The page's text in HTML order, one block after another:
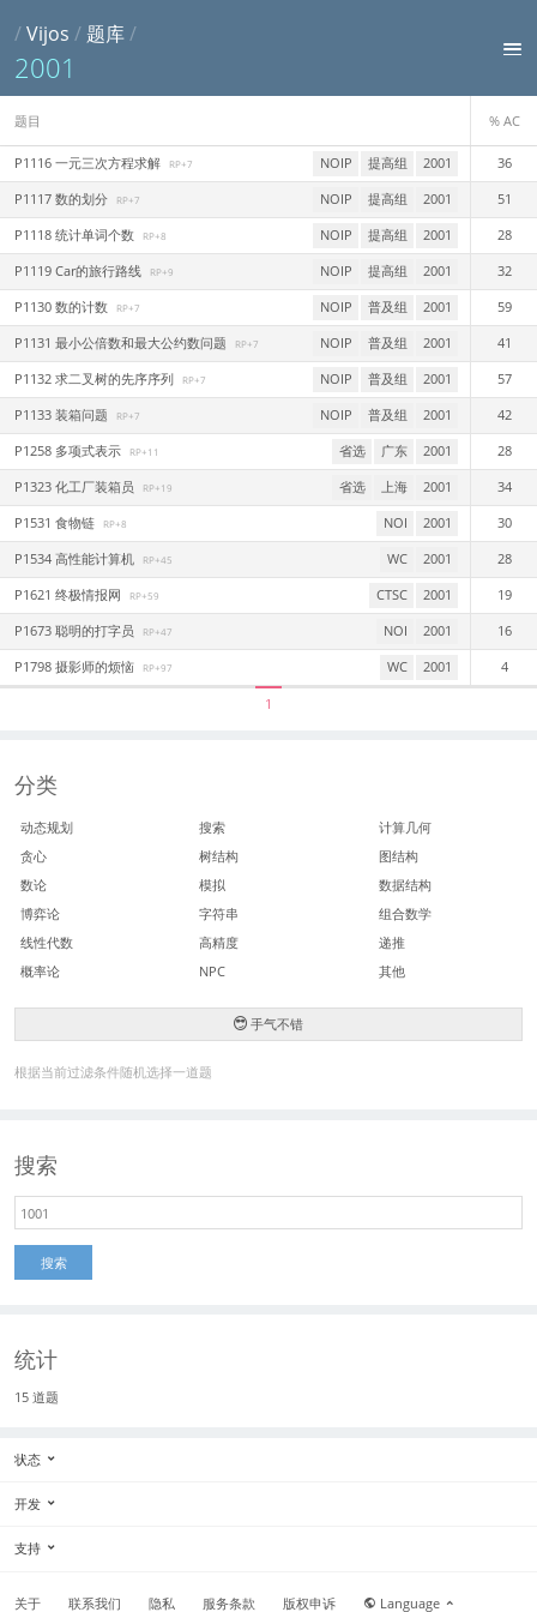
/Vijos / 题库/
2001
题目 % AC
P1116 一元三次方程求解 RP+7 NOIP 提高组 2001 36
P1117 数的划分 RP+7 NOIP 提高组 2001 51
P1118 统计单词个数 RP+8 NOIP 提高组 2001 28
P1119 Car的旅行路线 RP+9 NOIP 提高组 2001 32
P1130 数的计数 RP+7 NOIP 普及组 2001 59
P1131 最小公倍数和最大公约数问题 RP+7 NOIP 普及组 2001 41
P1132 求二叉树的先序序列 RP+7 NOIP 普及组 2001 57
P1133 装箱问题 RP+7 NOIP 普及组 2001 42
P1258 多项式表示 RP+11 省选 广东 2001 28
P1323 化工厂装箱员 RP+19 省选 上海 2001 34
P1531 食物链 RP+8 NOI 2001 30
P1534 高性能计算机 RP+45 WC 2001 28
P1621 终极情报网 RP+59 CTSC 2001 19
P1673 聪明的打字员 RP+47 NOI 2001 16
P1798 摄影师的烦恼 RP+97 WC 2001 4
1
分类
动态规划 搜索
计算几何
贪心
树结构
图结构
数论
模拟
数据结构
博弈论
字符串
组合数学
线性代数
高精度
递推
概率论
NPC 其他
手气不错
根据当前过滤条件随机选择一道题
搜索
搜索
统计
15 道题
状态
开发
支持
关于 联系我们 隐私 服务条款 版权申诉 Language